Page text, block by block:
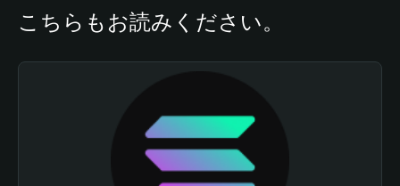
こちらもお読みください。